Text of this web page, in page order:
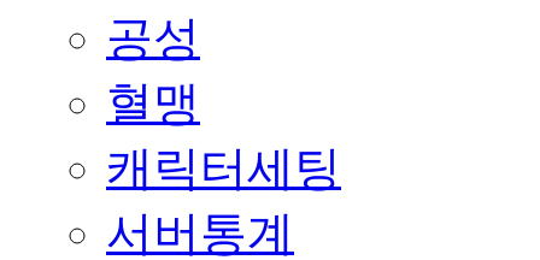
공성
혈맹
캐릭터세팅
서버통계